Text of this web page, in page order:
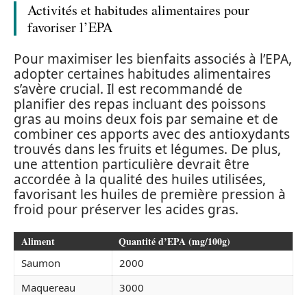
Activités et habitudes alimentaires pour
favoriser l’EPA
Pour maximiser les bienfaits associés à l’EPA,
adopter certaines habitudes alimentaires
s’avère crucial. Il est recommandé de
planifier des repas incluant des poissons
gras au moins deux fois par semaine et de
combiner ces apports avec des antioxydants
trouvés dans les fruits et légumes. De plus,
une attention particulière devrait être
accordée à la qualité des huiles utilisées,
favorisant les huiles de première pression à
froid pour préserver les acides gras.
Aliment Quantité d’EPA (mg/100g)
Saumon
2000
Maquereau
3000